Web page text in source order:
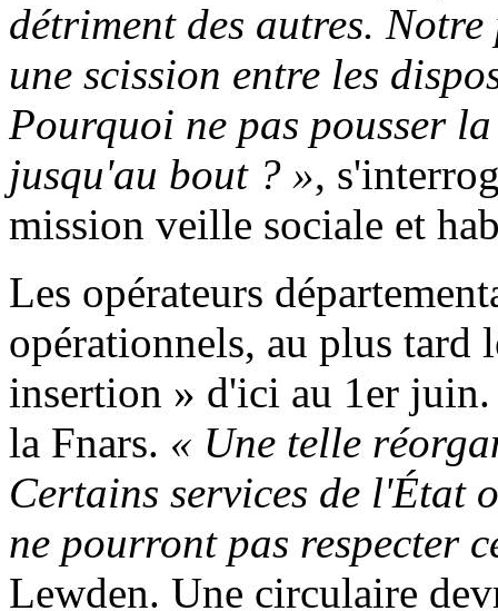
détriment des autres.
une scission entre les
Pourquoi ne pas pousser
jusqu'au bout ? »,
mission veille sociale et
Les opérateurs
opérationnels, au plus tard
insertion » d'ici au 1er
la Fnars. « Une telle
Certains services de l'État
ne pourront pas respecter
Lewden. Une circulaire